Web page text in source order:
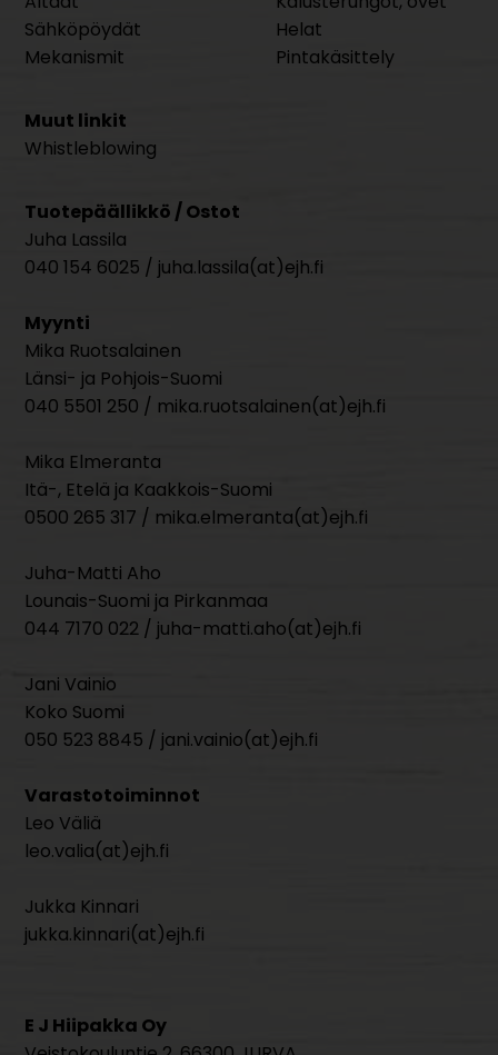
Sähköpöydät
Mekanismit
Helat
Pintakäsittely
Muut linkit
Whistleblowing
Tuotepäällikkö / Ostot
Juha Lassila
040 154 6025 / juha.lassila(at)ejh.fi
Myynti
Mika Ruotsalainen
Länsi- ja Pohjois-Suomi
040 5501 250 / mika.ruotsalainen(at)ejh.fi
Mika Elmeranta
Itä-, Etelä ja Kaakkois-Suomi
0500 265 317 / mika.elmeranta(at)ejh.fi
Juha-Matti Aho
Lounais-Suomi ja Pirkanmaa
044 7170 022 / juha-matti.aho(at)ejh.fi
Jani Vainio
Koko Suomi
050 523 8845 / jani.vainio(at)ejh.fi
Varastotoiminnot
Leo Väliä
leo.valia(at)ejh.fi
Jukka Kinnari
jukka.kinnari(at)ejh.fi
E J Hiipakka Oy